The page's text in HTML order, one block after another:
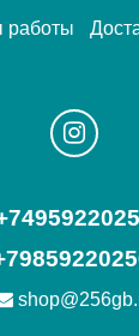
работы